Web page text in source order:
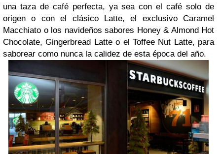
una taza de café perfecta, ya sea con el café solo de
origen o con el clásico Latte, el exclusivo Caramel
Macchiato o los navideños sabores Honey & Almond Hot
Chocolate, Gingerbread Latte o el Toffee Nut Latte, para
saborear como nunca la calidez de esta época del año.